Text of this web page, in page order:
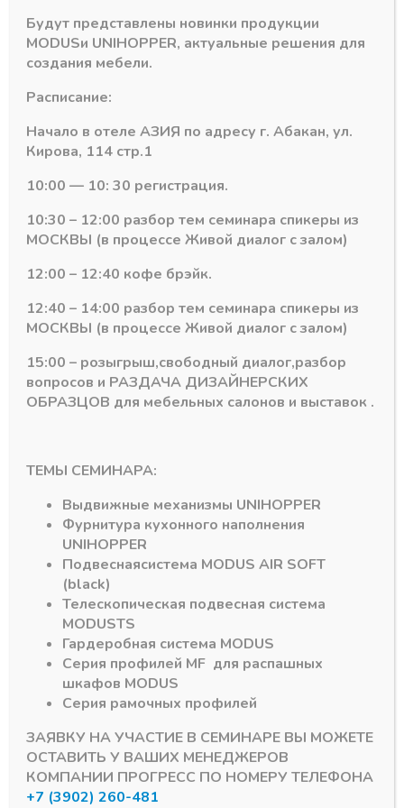
Похожие товары
Система ящиков DTC Dragon Box
Направляющие 500
Push
В наличии
1833,31₽
Система ящиков DTC Dragon Box
Крепление задней
,серый Dragon Box (1
релинг)
В наличии
Подпишитесь на рассылку акций
#MODUS 6 #Система DTC 3
#Алюминиевый Профиль 2 #серии MF 1
Будут представлены новинки продукции
MODUSи UNIHOPPER, актуальные решения для
создания мебели.
Расписание:
Начало в отеле АЗИЯ по адресу г. Абакан, ул.
Кирова, 114 стр.1
10:00 — 10: 30 регистрация.
10:30 – 12:00 разбор тем семинара спикеры из
МОСКВЫ (в процессе Живой диалог с залом)
12:00 – 12:40 кофе брэйк.
12:40 – 14:00 разбор тем семинара спикеры из
МОСКВЫ (в процессе Живой диалог с залом)
15:00 – розыгрыш,свободный диалог,разбор
вопросов и РАЗДАЧА ДИЗАЙНЕРСКИХ
ОБРАЗЦОВ для мебельных салонов и выставок .
ТЕМЫ СЕМИНАРА:
Выдвижные механизмы UNIHOPPER
Фурнитура кухонного наполнения
UNIHOPPER
Подвеснаясистема MODUS AIR SOFT
(black)
Телескопическая подвесная система
MODUSTS
Гардеробная система MODUS
Серия профилей MF для распашных
шкафов MODUS
Серия рамочных профилей
ЗАЯВКУ НА УЧАСТИЕ В СЕМИНАРЕ ВЫ МОЖЕТЕ
ОСТАВИТЬ У ВАШИХ МЕНЕДЖЕРОВ
КОМПАНИИ ПРОГРЕСС ПО НОМЕРУ ТЕЛЕФОНА
+7 (3902) 260-481